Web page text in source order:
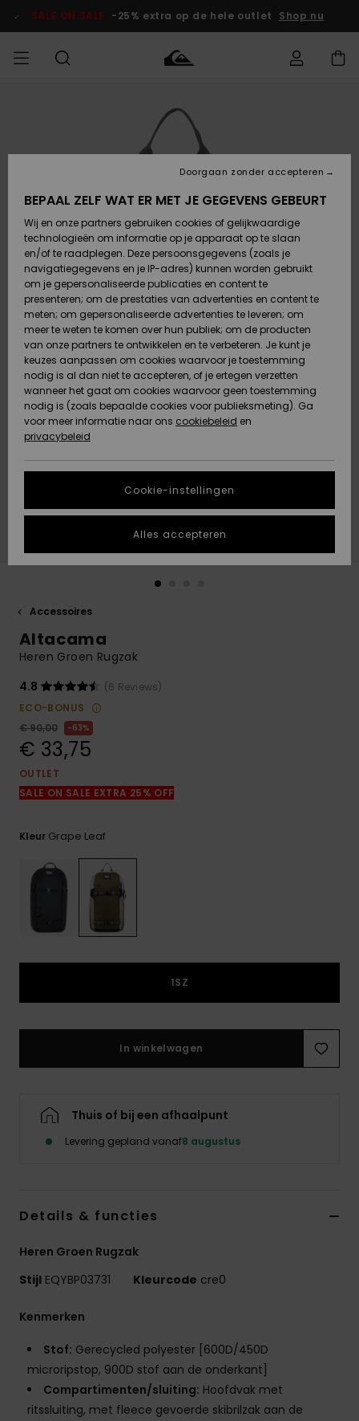
Productinformatie
SALE ON SALE -25% extra op de hele outlet Shop nu
Kleding
Accessoires
Schoenen &
Slippers
Surf /
Water
Snow
Nieuw
Highlights
JONGENS
Kleding
Accessoires
Schoenen &
Slippers
Surf /
Water
Sneeuw
Nieuw
Highlights
DAMES
Shop
Highlights
Snow
SURF
Heren Surf
Shop
Surf Shop
Highlights
Community
SNOW
Heren Snow
Shop
Snow Shop
Dames
Snow Shop
Highlights
Gemeenschap
SALE ON
SALE
HEREN
OUTLET
Kinderen
VROUW
OUTLET
Regio- En
Taalinstellingen
français
Nederlands
Toegang tot
mijn bestelling
Retouren
Betaling
Giftcard
Quiksilver
Freedom
Gegevensbescherming
gesprek om het
snelste
vraag te
krijgen.
Gesprek
vragen en ons
contactformulier.
DUURZAAMHEID
STORE LOCATOR
VERLANGLIJST
Accessoires
Altacama
Heren Groen Rugzak
4.8
(6 Reviews)
ECO-BONUS
€ 90,00
63%
€ 33,75
OUTLET
SALE ON SALE EXTRA 25% OFF
Kleur Grape Leaf
1SZ
In winkelwagen
Thuis of bij een afhaalpunt
Levering gepland vanaf8 augustus
Details & functies
Heren Groen Rugzak
Stijl EQYBP03731 Kleurcode cre0
Kenmerken
Stof: Gerecycled polyester [600D/450D
microripstop, 900D stof aan de onderkant]
Compartimenten/sluiting: Hoofdvak met
ritssluiting, met fleece gevoerde skibrilzak aan de
BEPAAL ZELF WAT ER MET JE GEGEVENS GEBEURT
Wij en onze partners gebruiken cookies of gelijkwaardige
technologieën om informatie op je apparaat op te slaan
en/of te raadplegen. Deze persoonsgegevens (zoals je
navigatiegegevens en je IP-adres) kunnen worden gebruikt
om je gepersonaliseerde publicaties en content te
presenteren; om de prestaties van advertenties en content te
meten; om gepersonaliseerde advertenties te leveren; om
meer te weten te komen over hun publiek; om de producten
van onze partners te ontwikkelen en te verbeteren. Je kunt je
keuzes aanpassen om cookies waarvoor je toestemming
nodig is al dan niet te accepteren, of je ertegen verzetten
wanneer het gaat om cookies waarvoor geen toestemming
nodig is (zoals bepaalde cookies voor publieksmeting). Ga
voor meer informatie naar ons cookiebeleid en
privacybeleid
Cookie-instellingen
Doorgaan zonder accepteren
Alles accepteren